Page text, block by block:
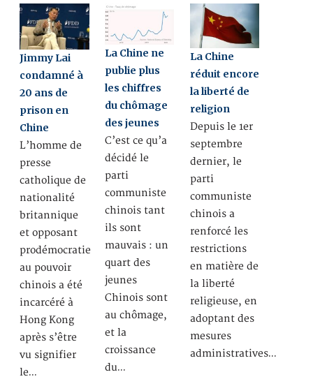
Jimmy Lai
condamné à
20 ans de
prison en
Chine
L’homme de
presse
catholique de
nationalité
britannique
et opposant
prodémocratie
au pouvoir
chinois a été
incarcéré à
Hong Kong
après s’être
vu signifier
le…
La Chine ne
publie plus
les chiffres
du chômage
des jeunes
C’est ce qu’a
décidé le
parti
communiste
chinois tant
ils sont
mauvais : un
quart des
jeunes
Chinois sont
au chômage,
et la
croissance
du…
La Chine
réduit encore
la liberté de
religion
Depuis le 1er
septembre
dernier, le
parti
communiste
chinois a
renforcé les
restrictions
en matière de
la liberté
religieuse, en
adoptant des
mesures
administratives…